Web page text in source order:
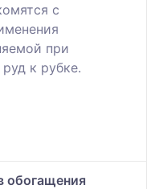
с
при
к рубке.
обогащения